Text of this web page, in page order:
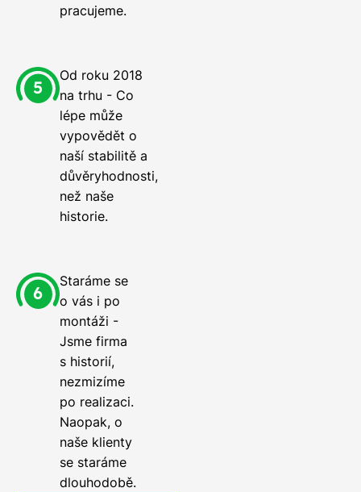
pracujeme.
Od roku 2018
na trhu - Co
lépe může
vypovědět o
naší stabilitě a
důvěryhodnosti,
než naše
historie.
Staráme se
o vás i po
montáži -
Jsme firma
s historií,
nezmizíme
po realizaci.
Naopak, o
naše klienty
se staráme
dlouhodobě.